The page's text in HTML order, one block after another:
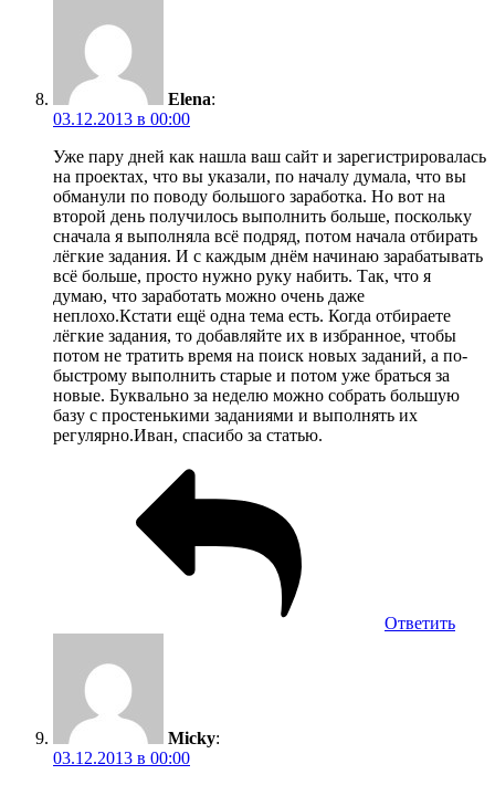
Elena:
03.12.2013 в 00:00
Уже пару дней как нашла ваш сайт и зарегистрировалась
на проектах, что вы указали, по началу думала, что вы
обманули по поводу большого заработка. Но вот на
второй день получилось выполнить больше, поскольку
сначала я выполняла всё подряд, потом начала отбирать
лёгкие задания. И с каждым днём начинаю зарабатывать
всё больше, просто нужно руку набить. Так, что я
думаю, что заработать можно очень даже
неплохо.Кстати ещё одна тема есть. Когда отбираете
лёгкие задания, то добавляйте их в избранное, чтобы
потом не тратить время на поиск новых заданий, а по-
быстрому выполнить старые и потом уже браться за
новые. Буквально за неделю можно собрать большую
базу с простенькими заданиями и выполнять их
регулярно.Иван, спасибо за статью.
Ответить
Micky:
03.12.2013 в 00:00